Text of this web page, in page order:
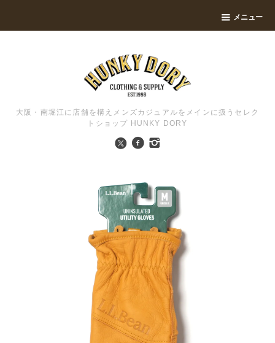
メニュー
大阪・南堀江に店舗を構えメンズカジュアルをメインに扱うセレク
トショップ HUNKY DORY